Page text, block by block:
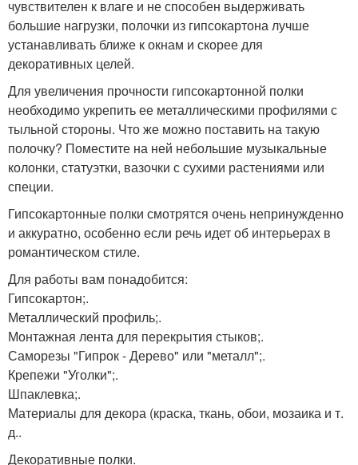
чувствителен к влаге и не способен выдерживать
большие нагрузки, полочки из гипсокартона лучше
устанавливать ближе к окнам и скорее для
декоративных целей.
Для увеличения прочности гипсокартонной полки
необходимо укрепить ее металлическими профилями с
тыльной стороны. Что же можно поставить на такую
полочку? Поместите на ней небольшие музыкальные
колонки, статуэтки, вазочки с сухими растениями или
специи.
Гипсокартонные полки смотрятся очень непринужденно
и аккуратно, особенно если речь идет об интерьерах в
романтическом стиле.
Для работы вам понадобится:
Гипсокартон;.
Металлический профиль;.
Монтажная лента для перекрытия стыков;.
Саморезы "Гипрок - Дерево" или "металл";.
Крепежи "Уголки";.
Шпаклевка;.
Материалы для декора (краска, ткань, обои, мозаика и т.
д..
Декоративные полки.